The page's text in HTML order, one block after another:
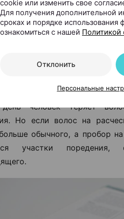
волос
делать
человек теряет
Но если волос на
обычного, а пробор
участки
cookie или изменить свое
Для получения дополнительной
сроках и порядке
ознакомиться с нашей Политикой
Отклонить
Персональные